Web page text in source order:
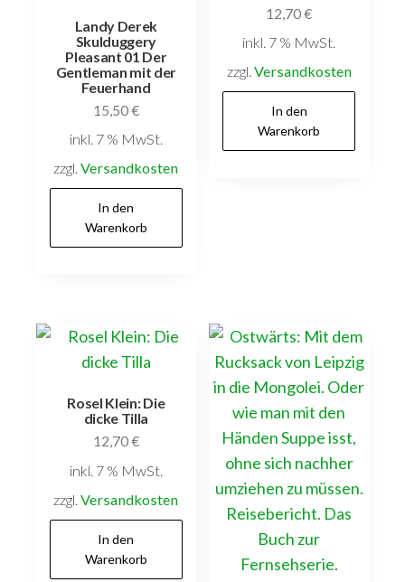
Landy Derek
Skulduggery
Pleasant 01 Der
Gentleman mit der
Feuerhand
15,50€
inkl. 7 % MwSt.
zzgl.Versandkosten
In den
Warenkorb
12,70€
inkl. 7 % MwSt.
zzgl. Versandkosten
In den
Warenkorb
Rosel Klein: Die
dicke Tilla
12,70€
inkl. 7 % MwSt.
zzgl.Versandkosten
In den
Warenkorb